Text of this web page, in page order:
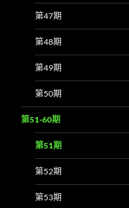
第47期
第48期
第49期
第50期
第51-60期
第51期
第52期
第53期